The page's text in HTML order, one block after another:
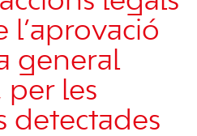
l’aprovació
general
per les
detectades